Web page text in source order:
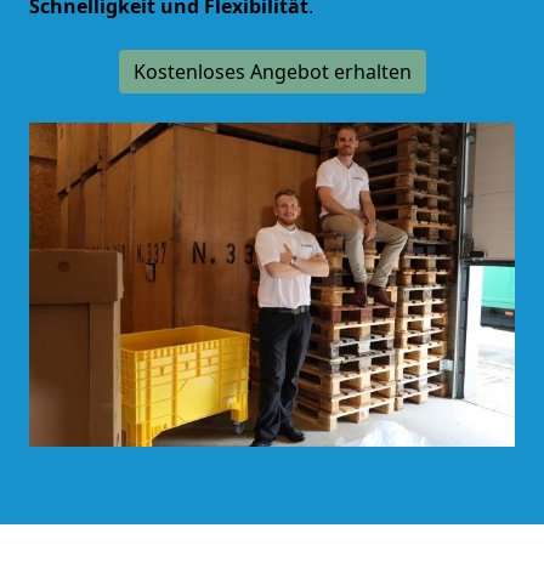
Schnelligkeit und Flexibilität.
Kostenloses Angebot erhalten